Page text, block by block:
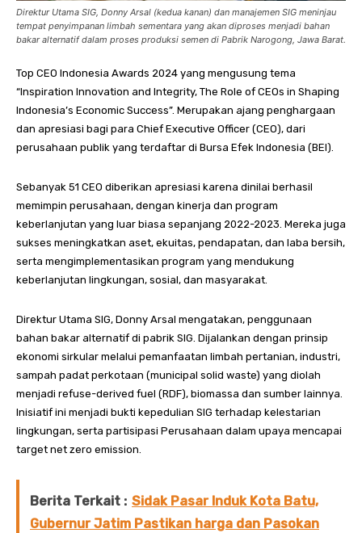
Direktur Utama SIG, Donny Arsal (kedua kanan) dan manajemen SIG meninjau
tempat penyimpanan limbah sementara yang akan diproses menjadi bahan
bakar alternatif dalam proses produksi semen di Pabrik Narogong, Jawa Barat.
Top CEO Indonesia Awards 2024 yang mengusung tema
“Inspiration Innovation and Integrity, The Role of CEOs in Shaping
Indonesia’s Economic Success”. Merupakan ajang penghargaan
dan apresiasi bagi para Chief Executive Officer (CEO), dari
perusahaan publik yang terdaftar di Bursa Efek Indonesia (BEI).
Sebanyak 51 CEO diberikan apresiasi karena dinilai berhasil
memimpin perusahaan, dengan kinerja dan program
keberlanjutan yang luar biasa sepanjang 2022-2023. Mereka juga
sukses meningkatkan aset, ekuitas, pendapatan, dan laba bersih,
serta mengimplementasikan program yang mendukung
keberlanjutan lingkungan, sosial, dan masyarakat.
Direktur Utama SIG, Donny Arsal mengatakan, penggunaan
bahan bakar alternatif di pabrik SIG. Dijalankan dengan prinsip
ekonomi sirkular melalui pemanfaatan limbah pertanian, industri,
sampah padat perkotaan (municipal solid waste) yang diolah
menjadi refuse-derived fuel (RDF), biomassa dan sumber lainnya.
Inisiatif ini menjadi bukti kepedulian SIG terhadap kelestarian
lingkungan, serta partisipasi Perusahaan dalam upaya mencapai
target net zero emission.
Berita Terkait : Sidak Pasar Induk Kota Batu,
Gubernur Jatim Pastikan harga dan Pasokan